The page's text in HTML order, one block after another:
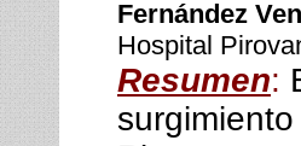
Fernández
Hospital
Resumen: